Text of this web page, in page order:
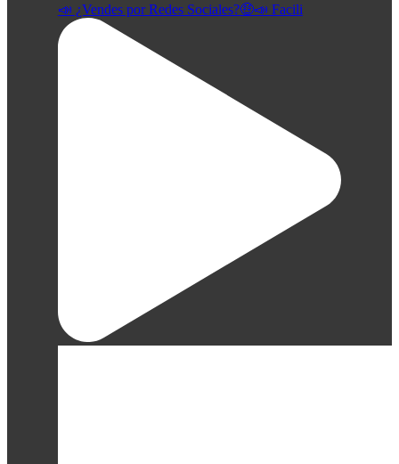
📣 ¿Vendes por Redes Sociales?🤑📣 Facili